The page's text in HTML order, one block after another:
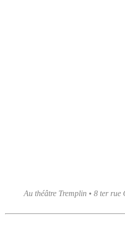
Au théâtre Tremplin • 8 ter rue